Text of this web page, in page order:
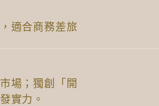
適合商務差旅
場；獨創「開
實力。